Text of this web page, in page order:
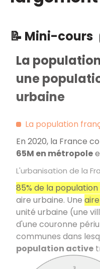
📝 Mini-cours
La
une
urbaine
La population
En 2020, la France
65M en métropole
L'urbanisation de la
85% de la
aire urbaine. Une
unité urbaine (une
d'une couronne
communes dans
population active